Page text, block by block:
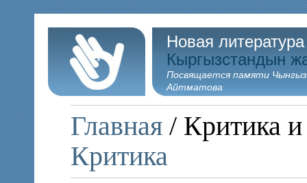
Новая
Кыргызстандын
Посвящается памяти
Айтматова
Главная / Критика и
Критика